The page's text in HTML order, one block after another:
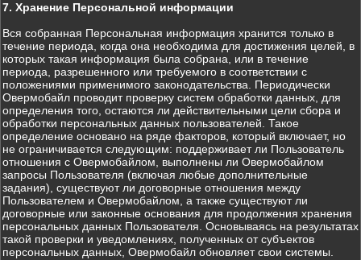
7. Хранение Персональной информации
Вся собранная Персональная информация хранится только в
течение периода, когда она необходима для достижения целей, в
которых такая информация была собрана, или в течение
периода, разрешенного или требуемого в соответствии с
положениями применимого законодательства. Периодически
Овермобайл проводит проверку систем обработки данных, для
определения того, остаются ли действительными цели сбора и
обработки персональных данных пользователей. Такое
определение основано на ряде факторов, который включает, но
не ограничивается следующим: поддерживает ли Пользователь
отношения с Овермобайлом, выполнены ли Овермобайлом
запросы Пользователя (включая любые дополнительные
задания), существуют ли договорные отношения между
Пользователем и Овермобайлом, а также существуют ли
договорные или законные основания для продолжения хранения
персональных данных Пользователя. Основываясь на результатах
такой проверки и уведомлениях, полученных от субъектов
персональных данных, Овермобайл обновляет свои системы.